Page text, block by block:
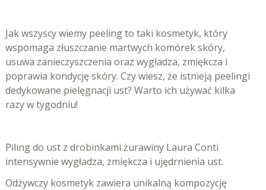
Jak wszyscy wiemy peeling to taki kosmetyk, który
wspomaga złuszczanie martwych komórek skóry,
usuwa zanieczyszczenia oraz wygładza, zmiękcza i
poprawia kondycję skóry. Czy wiesz, że istnieją peelingi
dedykowane pielęgnacji ust? Warto ich używać kilka
razy w tygodniu!
Piling do ust z drobinkami żurawiny Laura Conti
intensywnie wygładza, zmiękcza i ujędrnienia ust.
Odżywczy kosmetyk zawiera unikalną kompozycję